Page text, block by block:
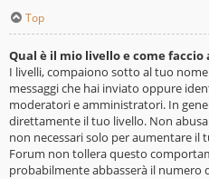
Top
Qual è il mio livello e come faccio
I livelli, compaiono sotto al tuo
messaggi che hai inviato oppure
moderatori e amministratori. In
direttamente il tuo livello. Non
non necessari solo per aumentare il
Forum non tollera questo
probabilmente abbasserà il numero